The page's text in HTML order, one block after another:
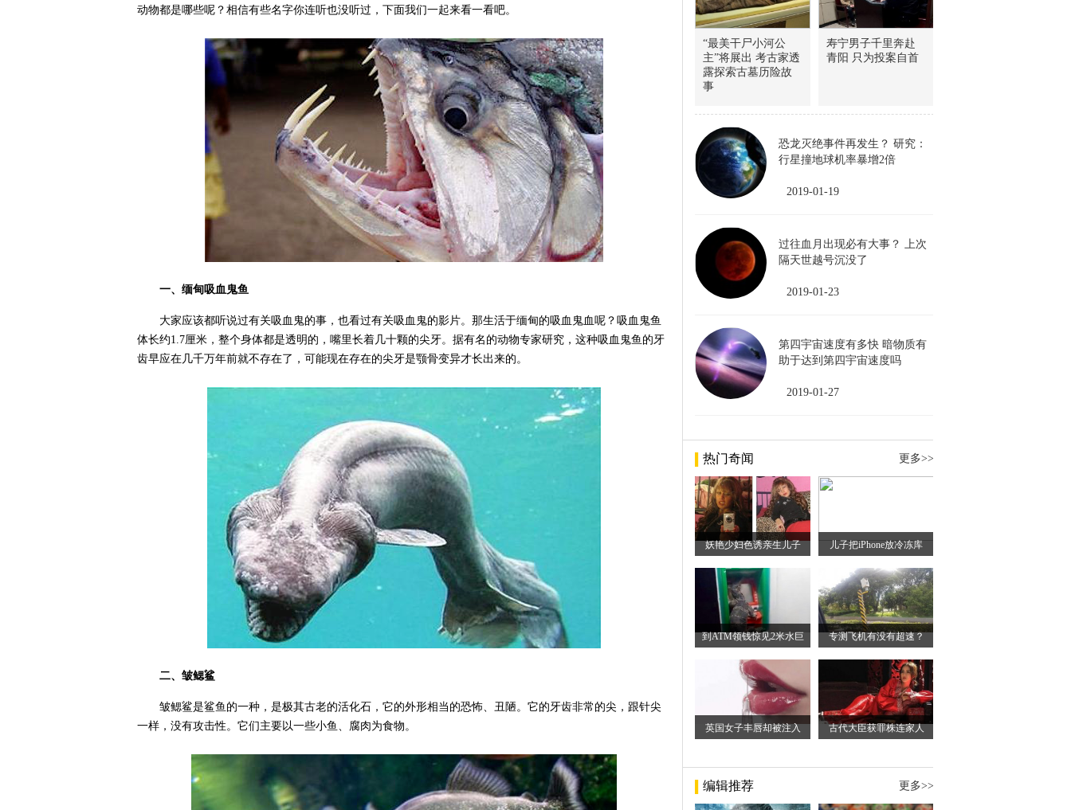
动物都是哪些呢？相信有些名字你连听也没听过，下面我们一起来看一看吧。
一、缅甸吸血鬼鱼
大家应该都听说过有关吸血鬼的事，也看过有关吸血鬼的影片。那生活于缅甸的吸血鬼血呢？吸血鬼鱼
体长约1.7厘米，整个身体都是透明的，嘴里长着几十颗的尖牙。据有名的动物专家研究，这种吸血鬼鱼的牙
齿早应在几千万年前就不存在了，可能现在存在的尖牙是颚骨变异才长出来的。
二、皱鳃鲨
皱鳃鲨是鲨鱼的一种，是极其古老的活化石，它的外形相当的恐怖、丑陋。它的牙齿非常的尖，跟针尖
一样，没有攻击性。它们主要以一些小鱼、腐肉为食物。
“最美干尸小河公
主”将展出 考古家透
露探索古墓历险故
事
寿宁男子千里奔赴
青阳 只为投案自首
恐龙灭绝事件再发生？ 研究：
行星撞地球机率暴增2倍
2019-01-19
过往血月出现必有大事？ 上次
隔天世越号沉没了
2019-01-23
第四宇宙速度有多快 暗物质有
助于达到第四宇宙速度吗
2019-01-27
热门奇闻 更多>>
妖艳少妇色诱亲生儿子 儿子把iPhone放冷冻库
到ATM领钱惊见2米水巨 专测飞机有没有超速？
英国女子丰唇却被注入 古代大臣获罪株连家人
编辑推荐 更多>>